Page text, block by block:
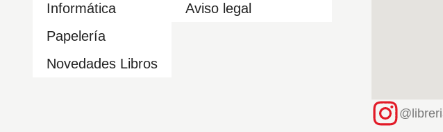
Informática
Papelería
Novedades Libros
Aviso legal